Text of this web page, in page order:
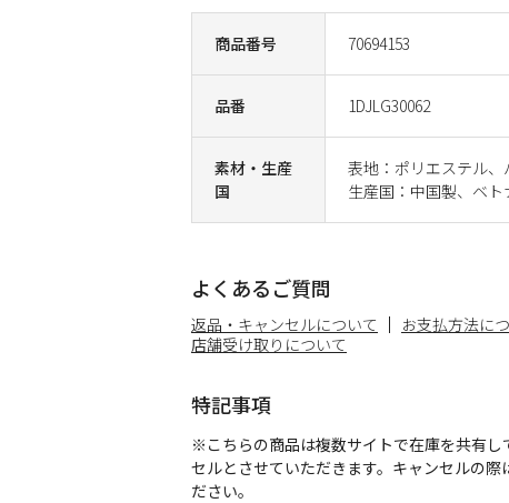
商品番号 70694153
品番 1DJLG30062
素材・生産
国
表地：ポリエステル、
生産国：中国製、ベト
よくあるご質問
返品・キャンセルについて お支払方法に
店舗受け取りについて
特記事項
※こちらの商品は複数サイトで在庫を共有
セルとさせていただきます。キャンセルの
ださい。